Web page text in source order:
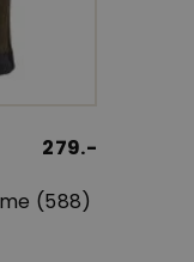
279.-
(588)